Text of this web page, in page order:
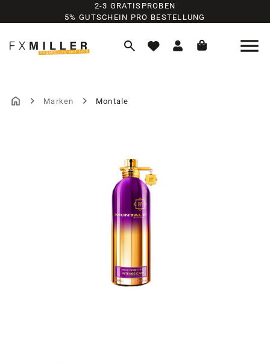
Zum Hauptinhalt springen
2-3 GRATISPROBEN
5% GUTSCHEIN PRO BESTELLUNG
Marken Montale
Bildergalerie überspringen